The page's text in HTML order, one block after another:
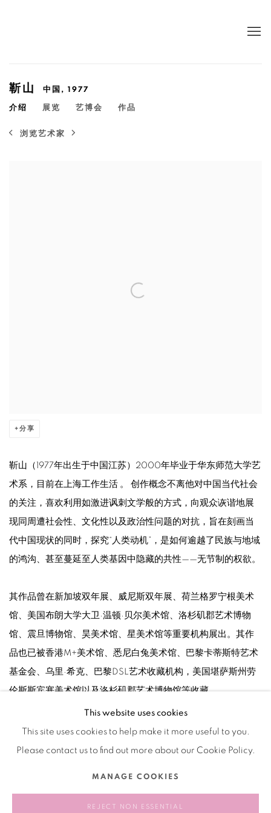
靳山 中国,1977
介绍 展览 艺博会 作品
浏览艺术家
分享
靳山（1977年出生于中国江苏）2000年毕业于华东师范大学艺
术系，目前在上海工作生活 。 创作概念不离他对中国当代社会
的关注，喜欢利用如激进讽刺文学般的方式，向观众诙谐地展
现同周遭社会性、文化性以及政治性问题的对抗，旨在刻画当
代中国现状的同时，探究“人类动机”，是如何逾越了民族与地域
的鸿沟、甚至蔓延至人类基因中隐藏的共性——无节制的权欲。
其作品曾在新加坡双年展、威尼斯双年展、荷兰格罗宁根美术
馆、美国布朗大学大卫·温顿·贝尔美术馆、洛杉矶郡艺术博物
馆、震旦博物馆、昊美术馆、星美术馆等重要机构展出。其作
品也已被香港M+美术馆、悉尼白兔美术馆、巴黎卡蒂斯特艺术
基金会、乌里·希克、巴黎DSL艺术收藏机构，美国堪萨斯州劳
伦斯斯宾塞美术馆以及洛杉矶郡艺术博物馆等收藏。
This website uses cookies
This site uses cookies to help make it more useful to you.
Please contact us to find out more about our Cookie Policy.
MANAGE COOKIES
REJECT NON ESSENTIAL